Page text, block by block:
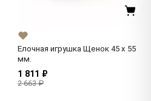
Елочная игрушка Щенок 45 x 55
мм.
1 811 ₽
2 663 ₽